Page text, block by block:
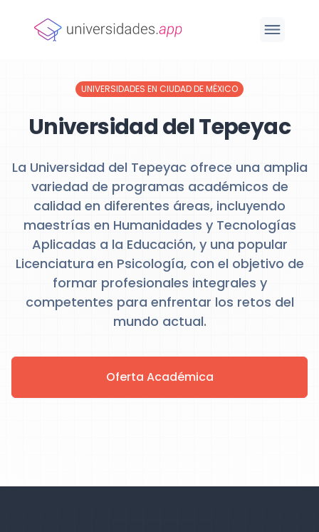
UNIVERSIDADES EN CIUDAD DE MÉXICO
Universidad del Tepeyac
La Universidad del Tepeyac ofrece una amplia
variedad de programas académicos de
calidad en diferentes áreas, incluyendo
maestrías en Humanidades y Tecnologías
Aplicadas a la Educación, y una popular
Licenciatura en Psicología, con el objetivo de
formar profesionales integrales y
competentes para enfrentar los retos del
mundo actual.
Oferta Académica